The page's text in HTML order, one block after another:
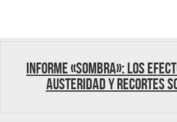
Informe «SOMBRA»: Los
austeridad y recortes